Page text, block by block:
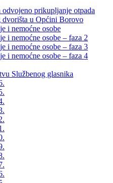
odvojeno prikupljanje otpada
dvorišta u Općini Borovo
i nemoćne osobe
i nemoćne osobe – faza 2
i nemoćne osobe – faza 3
i nemoćne osobe – faza 4
Službenog glasnika